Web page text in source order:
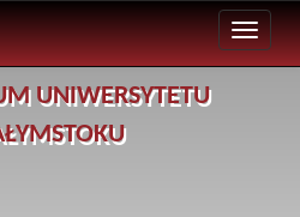
UNIWERSYTETU